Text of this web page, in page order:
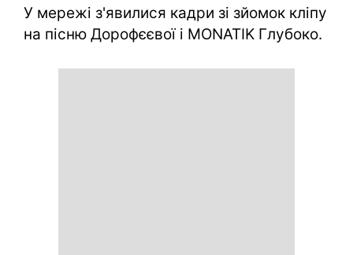
У мережі з'явилися кадри зі зйомок кліпу
на пісню Дорофєєвої і MONATIK Глубоко.